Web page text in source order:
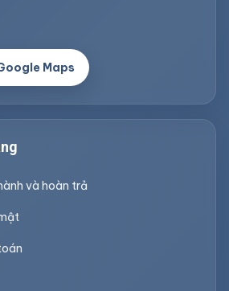
Maps
và hoàn trả